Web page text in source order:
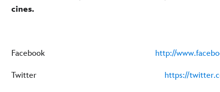
cines.
Facebook http://
Twitter https://